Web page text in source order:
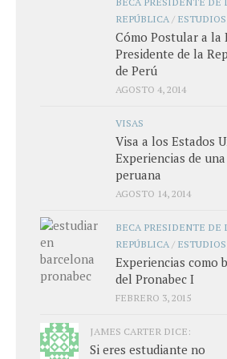
REPÚBLICA / ESTUDIOS
Cómo Postular a la
Presidente de la
de Perú
AGOSTO 4, 2014
VISAS
Visa a los Estados
Experiencias de una
peruana
AGOSTO 14, 2014
BECA PRESIDENTE DE
REPÚBLICA / ESTUDIOS
Experiencias como
del Pronabec I
FEBRERO 3, 2015
JAMES CARTER DICE:
Si eres estudiante no